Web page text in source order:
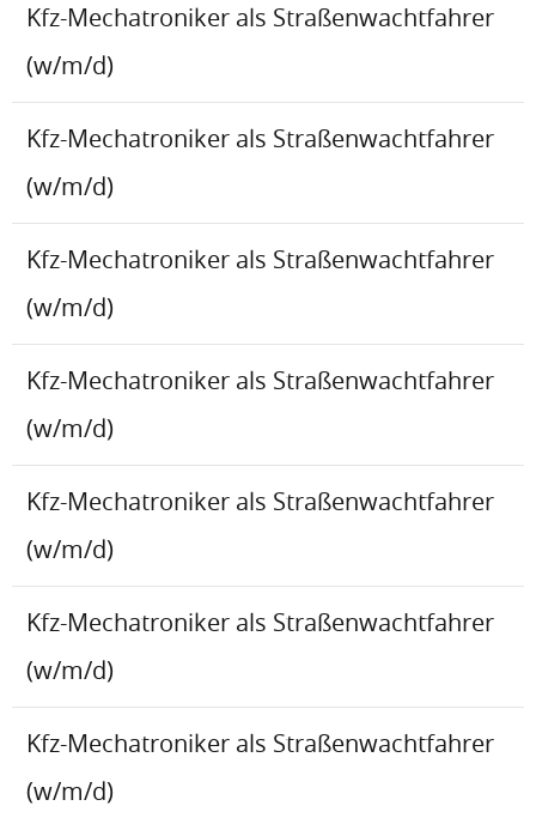
Kfz-Mechatroniker als Straßenwachtfahrer
(w/m/d)
Kfz-Mechatroniker als Straßenwachtfahrer
(w/m/d)
Kfz-Mechatroniker als Straßenwachtfahrer
(w/m/d)
Kfz-Mechatroniker als Straßenwachtfahrer
(w/m/d)
Kfz-Mechatroniker als Straßenwachtfahrer
(w/m/d)
Kfz-Mechatroniker als Straßenwachtfahrer
(w/m/d)
Kfz-Mechatroniker als Straßenwachtfahrer
(w/m/d)